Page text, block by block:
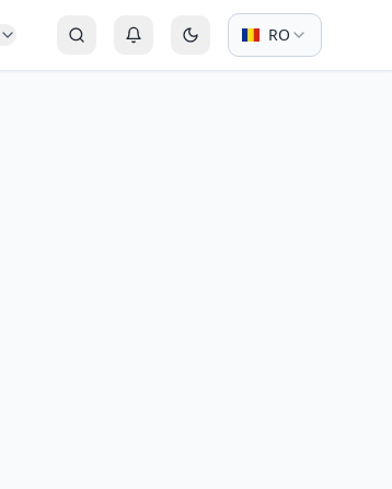
Caută Autentificare sau Înregistrare
Comută la modul întunecat
RO